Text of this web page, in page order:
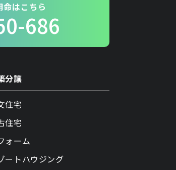
命はこちら
686
分譲
住宅
住宅
ォーム
ートハウジング